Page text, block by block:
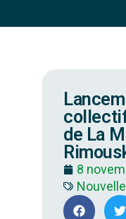
de La
8